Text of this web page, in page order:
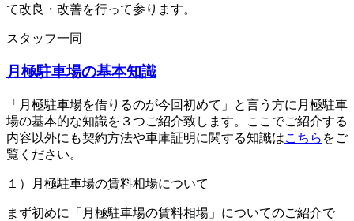
て改良・改善を行って参ります。
スタッフ一同
月極駐車場の基本知識
「月極駐車場を借りるのが今回初めて」と言う方に月極駐車
場の基本的な知識を３つご紹介致します。ここでご紹介する
内容以外にも契約方法や車庫証明に関する知識はこちら をご
覧ください。
１）月極駐車場の賃料相場について
まず初めに「月極駐車場の賃料相場」についてのご紹介で